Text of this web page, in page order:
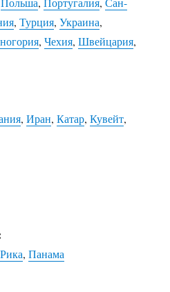
,Турция,Украина,
,Чехия,Швейцария,
,Иран,Катар,Кувейт,
,Панама